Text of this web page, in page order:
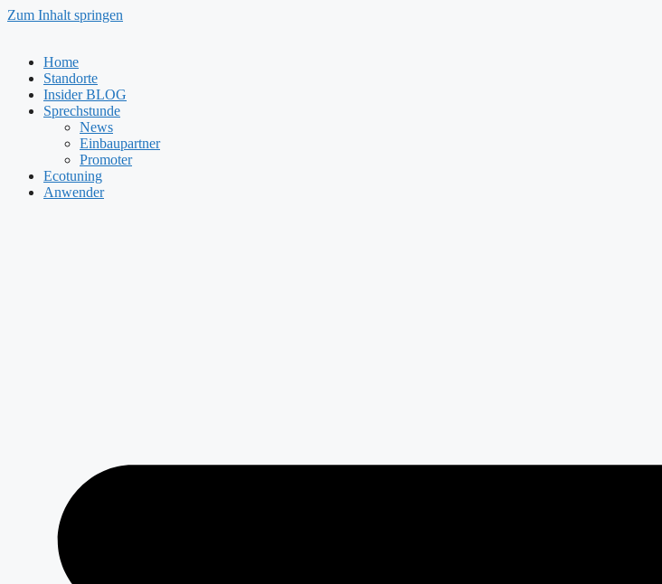
Zum Inhalt springen
Home
Standorte
Insider BLOG
Sprechstunde
News
Einbaupartner
Promoter
Ecotuning
Anwender